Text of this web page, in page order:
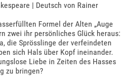
| Deutsch von Rainer
Formel der Alten „Auge
zwei ihr persönliches Glück heraus:
die Sprösslinge der verfeindeten
sich Hals über Kopf ineinander.
Liebe in Zeiten des Hasses
zu bringen?